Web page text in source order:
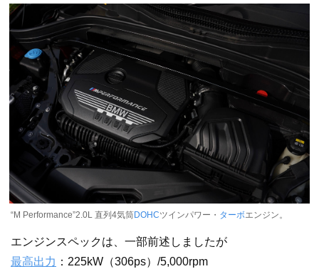
“M Performance”2.0L 直列4気筒DOHCツインパワー・ ターボエンジン。
エンジンスペックは、一部前述しましたが
最高出力 ：225kW（306ps）/5,000rpm